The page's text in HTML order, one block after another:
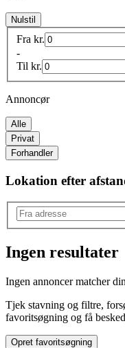
Nulstil
Fra kr.
-
Til kr.
Annoncør
Alle
Privat
Forhandler
Lokation efter
Køkken
Mærke:
Brio
Ingen resultater
Ingen annoncer matcher
Tjek stavning og filtre,
favoritsøgning og få
Opret favoritsøgning